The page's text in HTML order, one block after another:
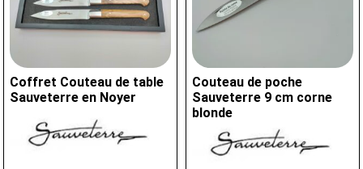
Coffret Couteau de table
Sauveterre en Noyer
Couteau de poche
Sauveterre 9 cm corne
blonde